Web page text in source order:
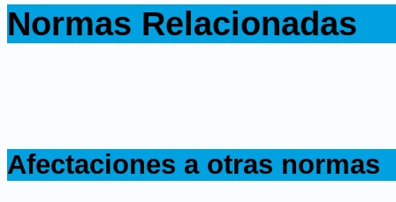
Normas Relacionadas
Afectaciones a otras normas